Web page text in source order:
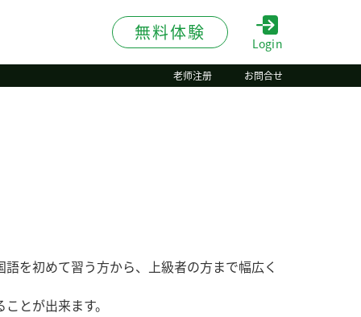
無料体験
Login
老师注册 お問合せ
を初めて習う方から、上級者の方まで幅広く
とが出来ます。